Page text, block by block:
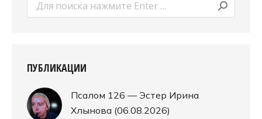
ПУБЛИКАЦИИ
Псалом 126 — Эстер Ирина
Хлынова (06.08.2026)